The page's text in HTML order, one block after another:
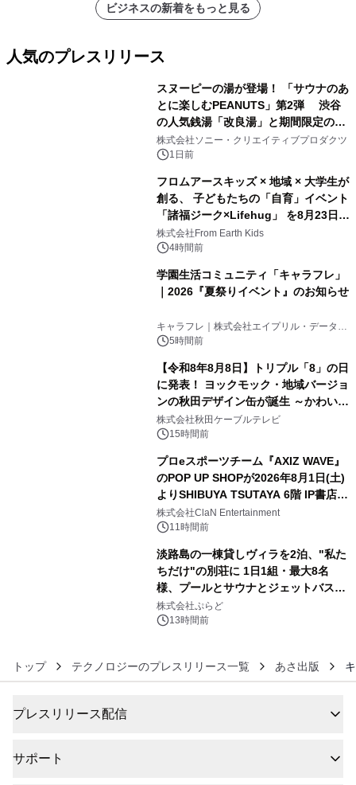
ビジネスの新着をもっと見る
人気のプレスリリース
スヌーピーの湯が登場！ 「サウナのあ
とに楽しむPEANUTS」第2弾 渋谷
の人気銭湯「改良湯」と期間限定のコ
ラボレーション サウナイキタイコラ
ボグッズも発売決定！
株式会社ソニー・クリエイティブプロダクツ
1日前
フロムアースキッズ × 地域 × 大学生が
創る、 子どもたちの「自育」イベント
「諸福ジーク×Lifehug」 を8月23日
(日)開催
株式会社From Earth Kids
4時間前
学園生活コミュニティ「キャラフレ」
｜2026『夏祭りイベント』のお知らせ
キャラフレ｜株式会社エイプリル・データ・
デザインズ
5時間前
【令和8年8月8日】トリプル「8」の日
に発表！ ヨックモック・地域バージョ
ンの秋田デザイン缶が誕生 ～かわいい
秋田犬の子犬と秋田の四季と名所を巡
るパッケージ～ 9月1日(火)秋田県内で
株式会社秋田ケーブルテレビ
15時間前
プロeスポーツチーム『AXIZ WAVE』
のPOP UP SHOPが2026年8月1日(土)
よりSHIBUYA TSUTAYA 6階 IP書店で
開催決定！！
株式会社ClaN Entertainment
11時間前
淡路島の一棟貸しヴィラを2泊、"私た
ちだけ"の別荘に 1日1組・最大8名
様、プールとサウナとジェットバス付
きで Villa Mon Temps AWAJIの連泊
素泊りプラン
株式会社ぷらど
13時間前
トップ テクノロジーのプレスリリース一覧 あさ出版
プレスリリース配信
サポート